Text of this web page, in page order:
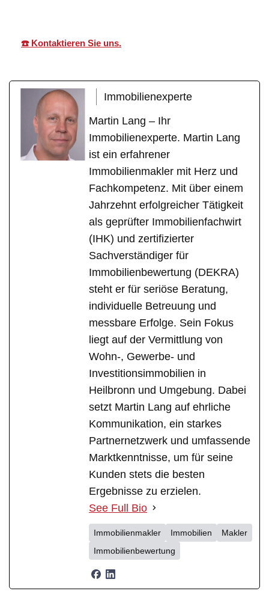
☎️ Kontaktieren Sie uns.
Immobilienexperte
Martin Lang – Ihr
Immobilienexperte. Martin Lang
ist ein erfahrener
Immobilienmakler mit Herz und
Fachkompetenz. Mit über einem
Jahrzehnt erfolgreicher Tätigkeit
als geprüfter Immobilienfachwirt
(IHK) und zertifizierter
Sachverständiger für
Immobilienbewertung (DEKRA)
steht er für seriöse Beratung,
individuelle Betreuung und
messbare Erfolge. Sein Fokus
liegt auf der Vermittlung von
Wohn-, Gewerbe- und
Investitionsimmobilien in
Heilbronn und Umgebung. Dabei
setzt Martin Lang auf ehrliche
Kommunikation, ein starkes
Partnernetzwerk und umfassende
Marktkenntnisse, um für seine
Kunden stets die besten
Ergebnisse zu erzielen.
See Full Bio
Immobilienmakler Immobilien
Makler
Immobilienbewertung